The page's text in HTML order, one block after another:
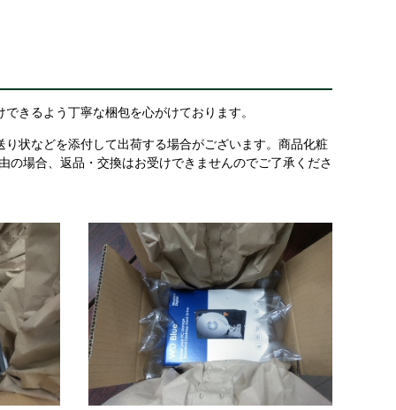
きるよう丁寧な梱包を心がけております。
状などを添付して出荷する場合がございます。商品化粧
場合、返品・交換はお受けできませんのでご了承くださ